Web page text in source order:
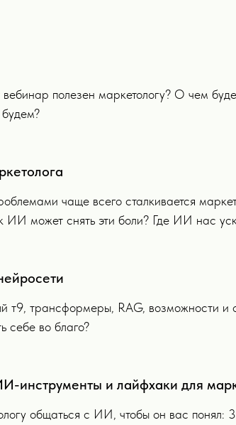
вебинар полезен маркетологу? О чем
будем?
чаще всего сталкивается
ИИ может снять эти боли? Где ИИ нас
т9, трансформеры, RAG, возможности и
себе во благо?
инструменты и лайфхаки для
общаться с ИИ, чтобы он вас понял: